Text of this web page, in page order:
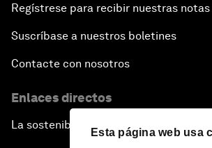
Esta página web usa
Regístrese para recibir nuestras notas
Suscríbase a nuestros boletines
Contacte con nosotros
Enlaces directos
La sostenibilidad en el Foro